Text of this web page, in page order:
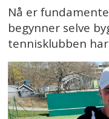
Nå er
begynner selve
tennisklubben